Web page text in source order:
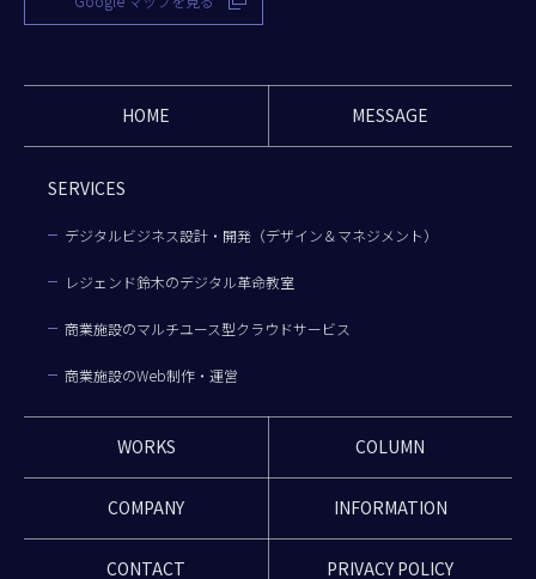
HOME MESSAGE
SERVICES
デジタルビジネス設計・開発（デザイン＆マネジメント）
レジェンド鈴木のデジタル革命教室
商業施設のマルチユース型クラウドサービス
商業施設のWeb制作・運営
WORKS COLUMN
COMPANY INFORMATION
CONTACT PRIVACY POLICY